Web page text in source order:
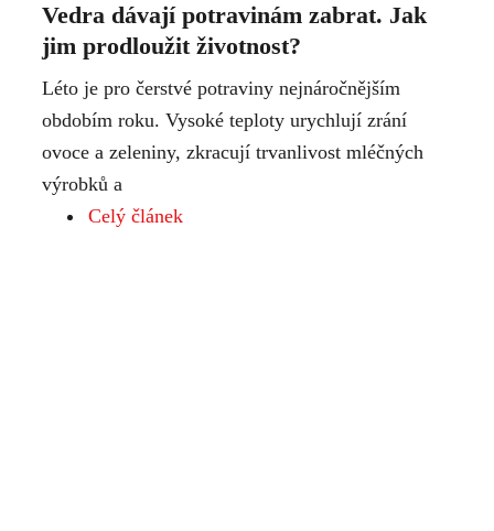
Vedra dávají potravinám zabrat. Jak
jim prodloužit životnost?
Léto je pro čerstvé potraviny nejnáročnějším
obdobím roku. Vysoké teploty urychlují zrání
ovoce a zeleniny, zkracují trvanlivost mléčných
výrobků a
Celý článek